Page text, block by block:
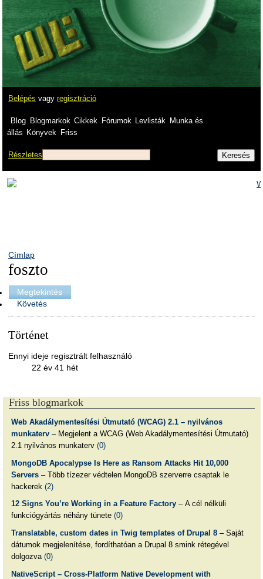
Belépés vagy regisztráció
Blog Blogmarkok Cikkek Fórumok Levlisták
Munka és
állás Könyvek Friss
Részletes
Címlap
foszto
Megtekintés
Követés
Történet
Ennyi ideje regisztrált felhasználó
22 év 41 hét
Friss blogmarkok
Web Akadálymentesítési Útmutató (WCAG) 2.1 – nyilvános
munkaterv– Megjelent a WCAG (Web Akadálymentesítési Útmutató)
2.1 nyilvános munkaterv (0)
MongoDB Apocalypse Is Here as Ransom Attacks Hit 10,000
Servers– Több tízezer védtelen MongoDB szerverre csaptak le
hackerek (2)
12 Signs You’re Working in a Feature Factory– A cél nélküli
funkciógyártás néhány tünete (0)
Translatable, custom dates in Twig templates of Drupal 8– Saját
dátumok megjelenítése, fordíthatóan a Drupal 8 smink rétegével
dolgozva (0)
NativeScript – Cross-Platform Native Development with